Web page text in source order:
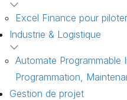
Excel Finance pour
Industrie & Logistique
Automate Programmable
Programmation,
Gestion de projet